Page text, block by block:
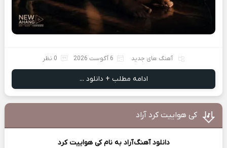
آهنگ های جدید 6 آگوست 2026 0 نظر
ادامه مطلب + دانلود ...
کی هواییت کرد آراد
دانلود آهنگآراد به نام کی هواییت کرد